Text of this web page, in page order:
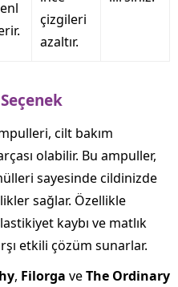
çizgileri
azaltır.
cilt bakım
olabilir. Bu ampuller,
sayesinde cildinizde
sağlar. Özellikle
kaybı ve matlık
etkili çözüm sunarlar.
, Filorga veThe Ordinary